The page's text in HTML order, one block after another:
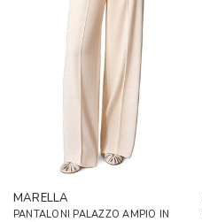
MARELLA
PANTALONI PALAZZO AMPIO IN